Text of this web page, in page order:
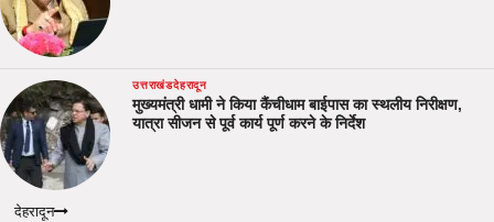
उत्तराखंडदेहरादून
मुख्यमंत्री धामी ने किया कैंचीधाम बाईपास का स्थलीय निरीक्षण,
यात्रा सीजन से पूर्व कार्य पूर्ण करने के निर्देश
देहरादून